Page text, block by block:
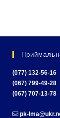
(077) 132-56-16
(067) 799-49-28
(067) 707-13-78
pk-